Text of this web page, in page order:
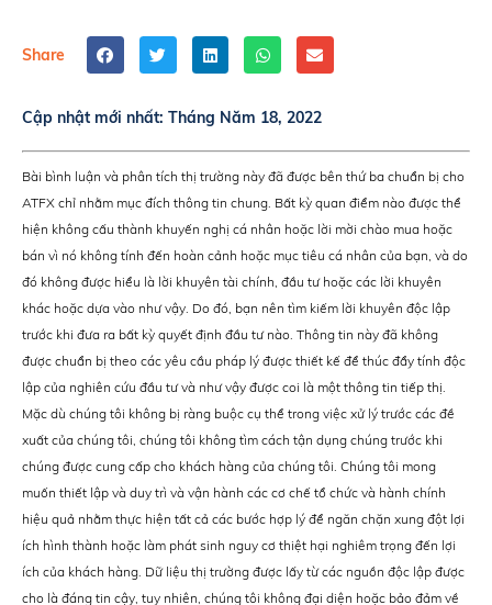
Share
Cập nhật mới nhất: Tháng Năm 18, 2022
Bài bình luận và phân tích thị trường này đã được bên thứ ba chuẩn bị cho
ATFX chỉ nhằm mục đích thông tin chung. Bất kỳ quan điểm nào được thể
hiện không cấu thành khuyến nghị cá nhân hoặc lời mời chào mua hoặc
bán vì nó không tính đến hoàn cảnh hoặc mục tiêu cá nhân của bạn, và do
đó không được hiểu là lời khuyên tài chính, đầu tư hoặc các lời khuyên
khác hoặc dựa vào như vậy. Do đó, bạn nên tìm kiếm lời khuyên độc lập
trước khi đưa ra bất kỳ quyết định đầu tư nào. Thông tin này đã không
được chuẩn bị theo các yêu cầu pháp lý được thiết kế để thúc đẩy tính độc
lập của nghiên cứu đầu tư và như vậy được coi là một thông tin tiếp thị.
Mặc dù chúng tôi không bị ràng buộc cụ thể trong việc xử lý trước các đề
xuất của chúng tôi, chúng tôi không tìm cách tận dụng chúng trước khi
chúng được cung cấp cho khách hàng của chúng tôi. Chúng tôi mong
muốn thiết lập và duy trì và vận hành các cơ chế tổ chức và hành chính
hiệu quả nhằm thực hiện tất cả các bước hợp lý để ngăn chặn xung đột lợi
ích hình thành hoặc làm phát sinh nguy cơ thiệt hại nghiêm trọng đến lợi
ích của khách hàng. Dữ liệu thị trường được lấy từ các nguồn độc lập được
cho là đáng tin cậy, tuy nhiên, chúng tôi không đại diện hoặc bảo đảm về